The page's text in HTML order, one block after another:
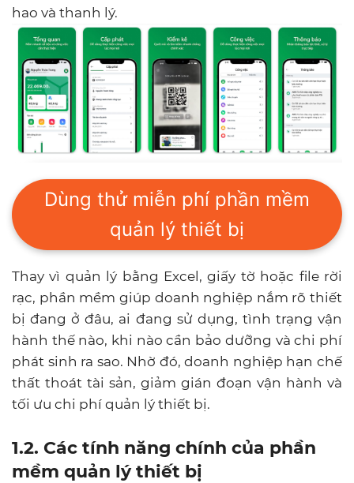
hao và thanh lý.
Dùng thử miễn phí phần mềm
quản lý thiết bị
Thay vì quản lý bằng Excel, giấy tờ hoặc file rời
rạc, phần mềm giúp doanh nghiệp nắm rõ thiết
bị đang ở đâu, ai đang sử dụng, tình trạng vận
hành thế nào, khi nào cần bảo dưỡng và chi phí
phát sinh ra sao. Nhờ đó, doanh nghiệp hạn chế
thất thoát tài sản, giảm gián đoạn vận hành và
tối ưu chi phí quản lý thiết bị.
1.2. Các tính năng chính của phần
mềm quản lý thiết bị